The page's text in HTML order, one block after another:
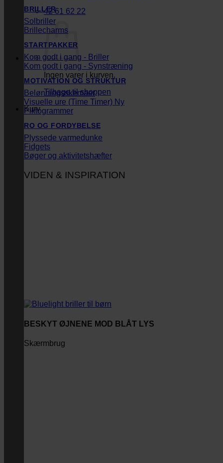
42 61 62 22
Ingen varer i kurven.
Tilbage til shoppen
Kurv
BRILLER
Solbriller
Brillecharms
STARTPAKKER
Kom godt i gang - Briller
Kom godt i gang - Synstræning
MOTIVATION OG STRUKTUR
Belønningsskemaer
Visuelle ure (Time Timer)
Piktogrammer
RO OG FORDYBELSE
Plyssede varmedunke
Fidgets
Bøger og aktivitetshæfter
VIDEN & INSPIRATION
BESKYT ØJNENE MOD BLÅT LYS
Skærmbrug